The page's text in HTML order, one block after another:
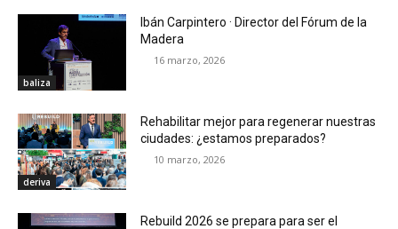
baliza
Ibán Carpintero · Director del Fórum de la
Madera
16 marzo, 2026
deriva
Rehabilitar mejor para regenerar nuestras
ciudades: ¿estamos preparados?
10 marzo, 2026
Rebuild 2026 se prepara para ser el